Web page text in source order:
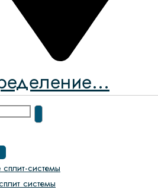
системы
системы